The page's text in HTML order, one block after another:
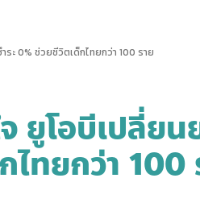
0% ช่วยชีวิตเด็กไทยกว่า 100 ราย
ยูโอบีเปลี่ย
ไทยกว่า 100